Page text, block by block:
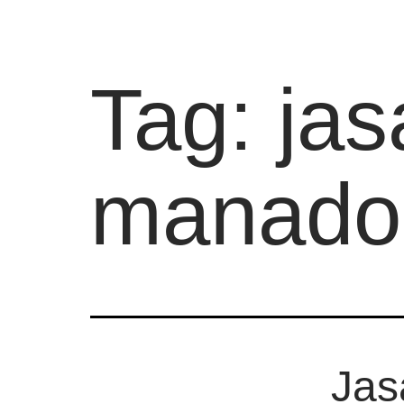
Tag:
manado